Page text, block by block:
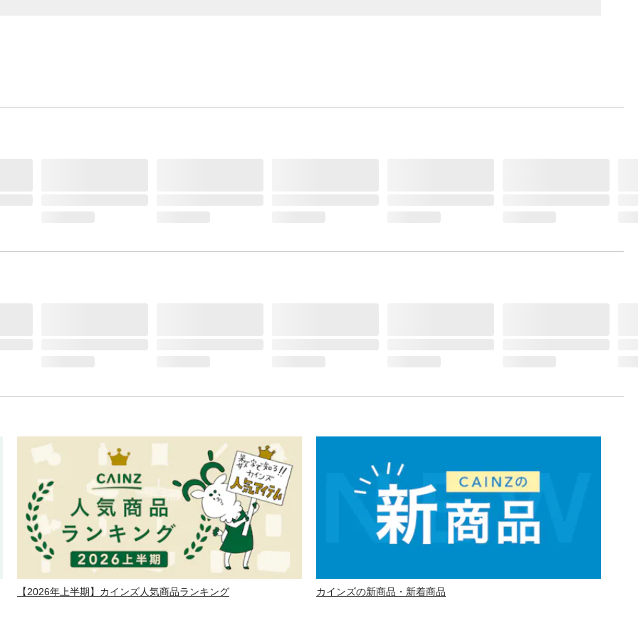
【2026年上半期】カインズ人気商品ランキング カインズの新商品・新着商品